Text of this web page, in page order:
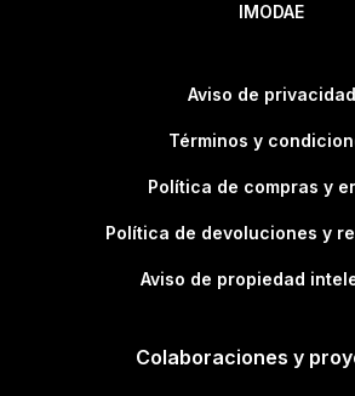
IMODAE
Aviso de privacidad
Términos y
Política de compras y
Política de devoluciones y
Aviso de propiedad
Colaboraciones y